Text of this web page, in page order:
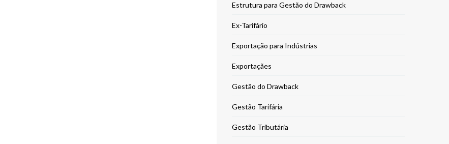
Estrutura para Gestão do Drawback
Ex-Tarifário
Exportação para Indústrias
Exportaçães
Gestão do Drawback
Gestão Tarifária
Gestão Tributária